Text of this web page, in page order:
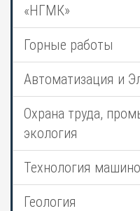
«НГМК»
Горные работы
Автоматизация и
Охрана труда,
экология
Технология
Геология